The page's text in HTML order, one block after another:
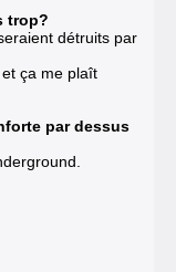
trop?
détruits par
ça me plaît
par dessus